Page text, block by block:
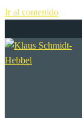
Ir al contenido